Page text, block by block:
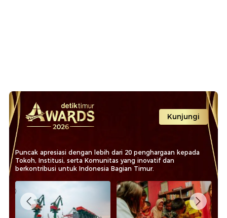
Kunjungi
Puncak apresiasi dengan lebih dari 20 penghargaan kepada
Tokoh, Institusi, serta Komunitas yang inovatif dan
berkontribusi untuk Indonesia Bagian Timur.